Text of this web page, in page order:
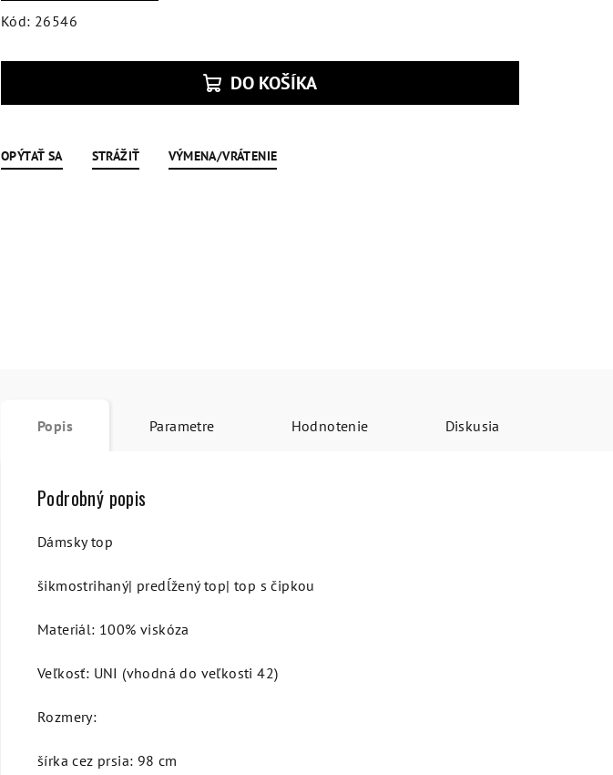
Kód: 26546
DO KOŠÍKA
OPÝTAŤ SA STRÁŽIŤ VÝMENA/VRÁTENIE
Popis Parametre Hodnotenie Diskusia
Podrobný popis
Dámsky top
šikmostrihaný| predĺžený top| top s čipkou
Materiál: 100% viskóza
Veľkosť: UNI (vhodná do veľkosti 42)
Rozmery:
šírka cez prsia: 98 cm